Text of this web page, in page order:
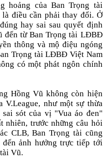
hoảng của Ban Trọng tài
điều cần phải thay đổi. Ở
hay sai sau quyết định
đến từ Ban Trọng tài LĐBĐ
thông và mộ điệu ngóng
Trọng tài LĐBĐ Việt Nam
có một phát ngôn chính
Hồng Vũ không còn hiện
như một sự thừa
sót của vị "Vua áo đen"
nhiên, trước những câu hỏi
CLB, Ban Trọng tài cũng
ảnh hưởng trực tiếp tới
Vũ.